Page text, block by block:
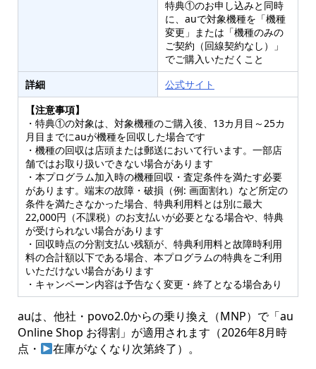
特典①のお申し込みと同時
に、auで対象機種を「機種
変更」または「機種のみの
ご契約（回線契約なし）」
でご購入いただくこと
詳細
公式サイト
【注意事項】
・特典①の対象は、対象機種のご購入後、13カ月目～25カ
月目までにauが機種を回収した場合です
・機種の回収は店頭または郵送において行います。一部店
舗ではお取り扱いできない場合があります
・本プログラム加入時の機種回収・査定条件を満たす必要
があります。端末の故障・破損（例: 画面割れ）など所定の
条件を満たさなかった場合、特典利用料とは別に最大
22,000円（不課税）のお支払いが必要となる場合や、特典
が受けられない場合があります
・回収時点の分割支払い残額が、特典利用料と故障時利用
料の合計額以下である場合、本プログラムの特典をご利用
いただけない場合があります
・キャンペーン内容は予告なく変更・終了となる場合あり
auは、他社・povo2.0からの乗り換え（MNP）で「au
Online Shop お得割」が適用されます（2026年8月時
点・
在庫がなくなり次第終了）。